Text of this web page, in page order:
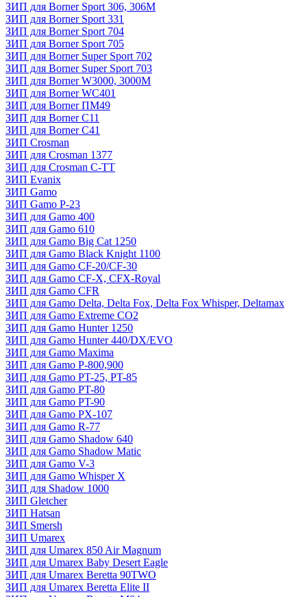
ЗИП для Borner Sport 306, 306M
ЗИП для Borner Sport 331
ЗИП для Borner Sport 704
ЗИП для Borner Sport 705
ЗИП для Borner Super Sport 702
ЗИП для Borner Super Sport 703
ЗИП для Borner W3000, 3000М
ЗИП для Borner WC401
ЗИП для Borner ПМ49
ЗИП для Borner С11
ЗИП для Borner С41
ЗИП Crosman
ЗИП для Crosman 1377
ЗИП для Crosman C-TT
ЗИП Evanix
ЗИП Gamo
ЗИП Gamo P-23
ЗИП для Gamo 400
ЗИП для Gamo 610
ЗИП для Gamo Big Cat 1250
ЗИП для Gamo Black Knight 1100
ЗИП для Gamo CF-20/CF-30
ЗИП для Gamo CF-X, CFX-Royal
ЗИП для Gamo CFR
ЗИП для Gamo Delta, Delta Fox, Delta Fox Whisper, Deltamax
ЗИП для Gamo Extreme CO2
ЗИП для Gamo Hunter 1250
ЗИП для Gamo Hunter 440/DX/EVO
ЗИП для Gamo Maxima
ЗИП для Gamo P-800,900
ЗИП для Gamo PT-25, PT-85
ЗИП для Gamo PT-80
ЗИП для Gamo PT-90
ЗИП для Gamo PX-107
ЗИП для Gamo R-77
ЗИП для Gamo Shadow 640
ЗИП для Gamo Shadow Matic
ЗИП для Gamo V-3
ЗИП для Gamo Whisper X
ЗИП для Shadow 1000
ЗИП Gletcher
ЗИП Hatsan
ЗИП Smersh
ЗИП Umarex
ЗИП для Umarex 850 Air Magnum
ЗИП для Umarex Baby Desert Eagle
ЗИП для Umarex Beretta 90TWO
ЗИП для Umarex Beretta Elite II